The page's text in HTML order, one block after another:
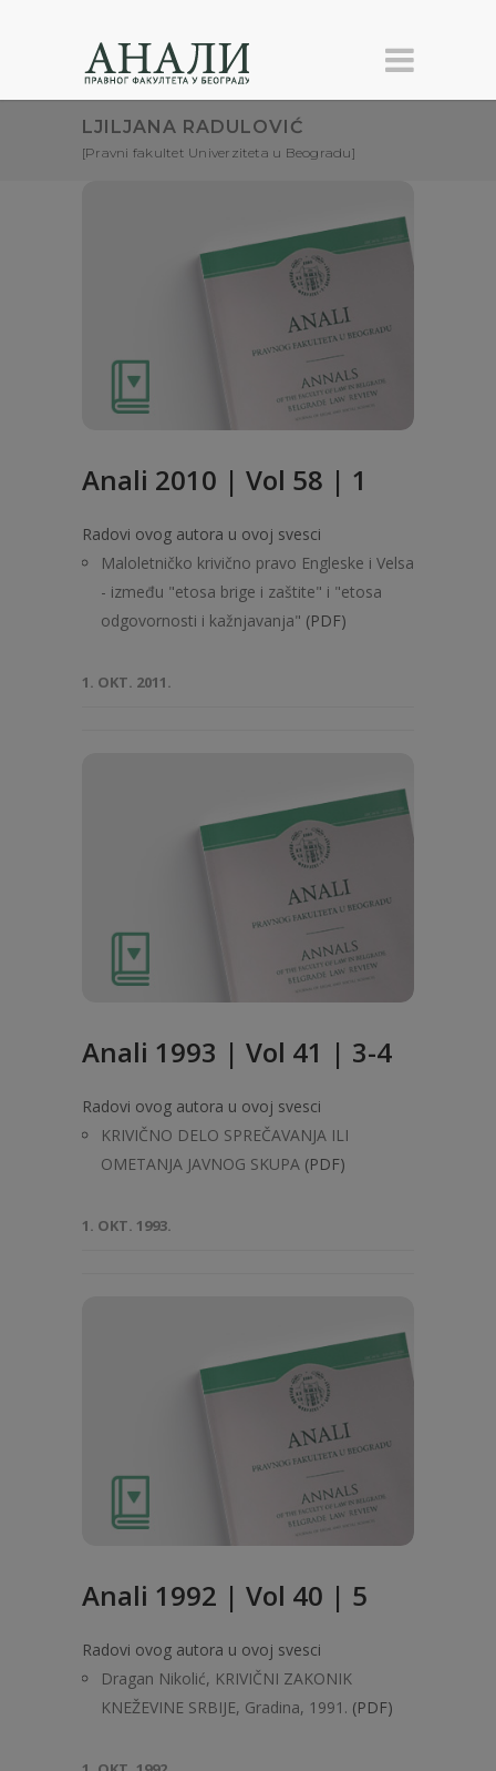
LJILJANA RADULOVIĆ
[Pravni fakultet Univerziteta u Beogradu]
Anali 2010 | Vol 58 | 1
Radovi ovog autora u ovoj svesci
Maloletničko krivično pravo Engleske i Velsa
- između "etosa brige i zaštite" i "etosa
odgovornosti i kažnjavanja" (PDF)
1. OKT. 2011.
Anali 1993 | Vol 41 | 3-4
Radovi ovog autora u ovoj svesci
KRIVIČNO DELO SPREČAVANJA ILI
OMETANJA JAVNOG SKUPA (PDF)
1. OKT. 1993.
Anali 1992 | Vol 40 | 5
Radovi ovog autora u ovoj svesci
Dragan Nikolić, KRIVIČNI ZAKONIK
KNEŽEVINE SRBIJE, Gradina, 1991. (PDF)